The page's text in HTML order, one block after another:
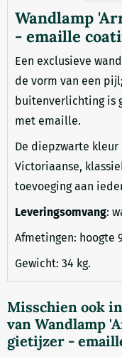
Wandlamp
- emaille
Een exclusieve
de vorm van een
buitenverlichting is
met emaille.
De diepzwarte
Victoriaanse,
toevoeging aan
Leveringsomvang:
Afmetingen: hoogte
Gewicht: 34 kg.
Misschien ook
van Wandlamp
gietijzer -